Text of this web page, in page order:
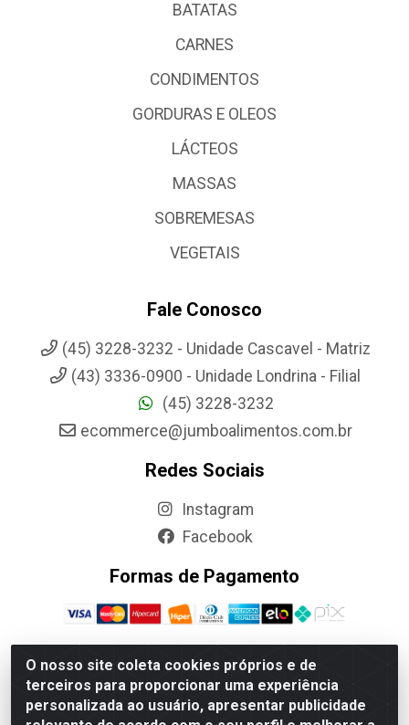
O nosso site coleta cookies próprios e de
terceiros para proporcionar uma experiência
personalizada ao usuário, apresentar publicidade
BATATAS
CARNES
CONDIMENTOS
GORDURAS E OLEOS
LÁCTEOS
MASSAS
SOBREMESAS
VEGETAIS
Fale Conosco
(45) 3228-3232 - Unidade Cascavel - Matriz
(43) 3336-0900 - Unidade Londrina - Filial
(45) 3228-3232
ecommerce@jumboalimentos.com.br
Redes Sociais
Instagram
Facebook
Formas de Pagamento
Jumbo Alimentos Cascavel - Matriz - Rua Itatiba Do Sul, 161 -
Santos Dumont, Cascavel-PR - CEP 85804-700- CNPJ